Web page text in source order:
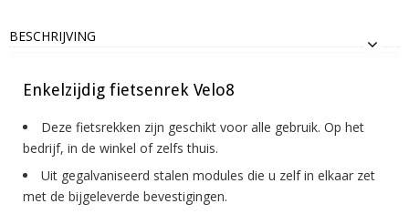
BESCHRIJVING
Enkelzijdig fietsenrek Velo8
Deze fietsrekken zijn geschikt voor alle gebruik. Op het
bedrijf, in de winkel of zelfs thuis.
Uit gegalvaniseerd stalen modules die u zelf in elkaar zet
met de bijgeleverde bevestigingen.